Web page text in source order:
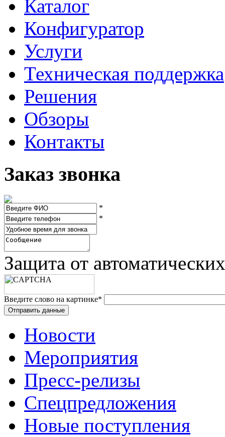
Каталог
Конфигуратор
Услуги
Техническая поддержка
Решения
Обзоры
Контакты
Заказ звонка
*
*
Защита от
Введите слово на картинке*
Новости
Мероприятия
Пресс-релизы
Спецпредложения
Новые поступления